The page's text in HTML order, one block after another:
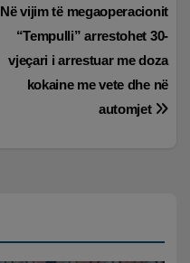
Në vijim të megaoperacionit
“Tempulli” arrestohet 30-
vjeçari i arrestuar me doza
kokaine me vete dhe në
automjet